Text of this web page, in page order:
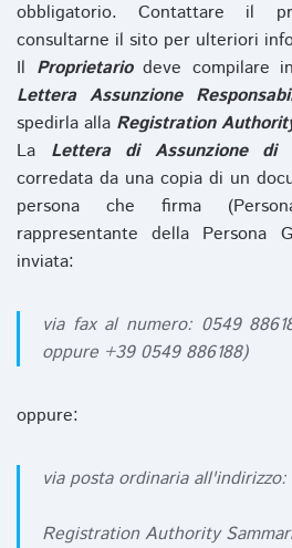
obbligatorio. Contattare il
consultarne il sito per ulteriori
Il Proprietariodeve compilare
Lettera Assunzione
spedirla alla Registration
La Lettera di Assunzione di
corredata da una copia di un
persona che firma
rappresentante della Persona
inviata:
via fax al numero: 0549
oppure +39 0549 886188)
oppure:
via posta ordinaria all'indirizzo:
Registration Authority